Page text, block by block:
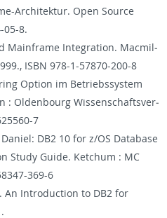
Ar­chitek­tur. Open Source
05-8.
Main­frame In­te­gra­tion. Macmil­
ISBN 978-1-57870-200-8
Op­tion im Be­trieb­ssys­tem
: Old­en­bourg Wis­senschaftsver­
7
DB2 10 for z/OS Data­base
Study Guide. Ketchum : MC
369-6
An In­tro­duc­tion to DB2 for